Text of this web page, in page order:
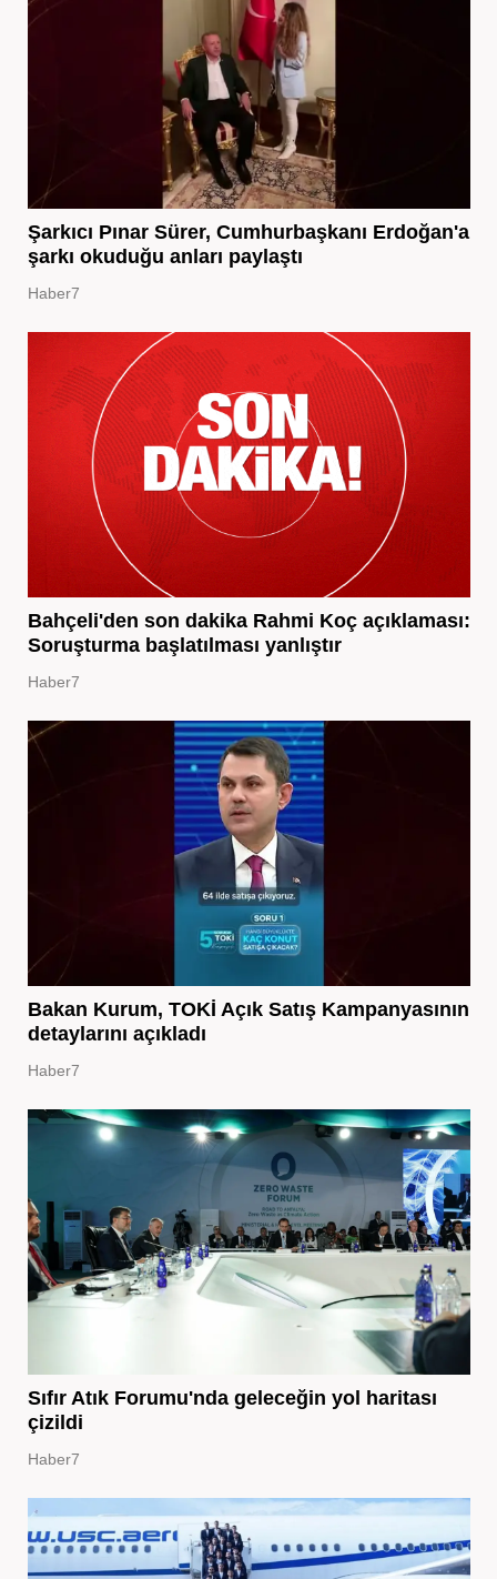
Şarkıcı Pınar Sürer, Cumhurbaşkanı Erdoğan'a
şarkı okuduğu anları paylaştı
Haber7
Bahçeli'den son dakika Rahmi Koç açıklaması:
Soruşturma başlatılması yanlıştır
Haber7
Bakan Kurum, TOKİ Açık Satış Kampanyasının
detaylarını açıkladı
Haber7
Sıfır Atık Forumu'nda geleceğin yol haritası
çizildi
Haber7